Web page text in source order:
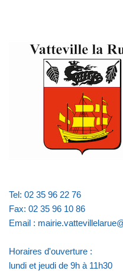
Tel: 02 35 96 22 76
Fax: 02 35 96 10 86
Email :
Horaires d'ouverture :
lundi et jeudi de 9h à 11h30